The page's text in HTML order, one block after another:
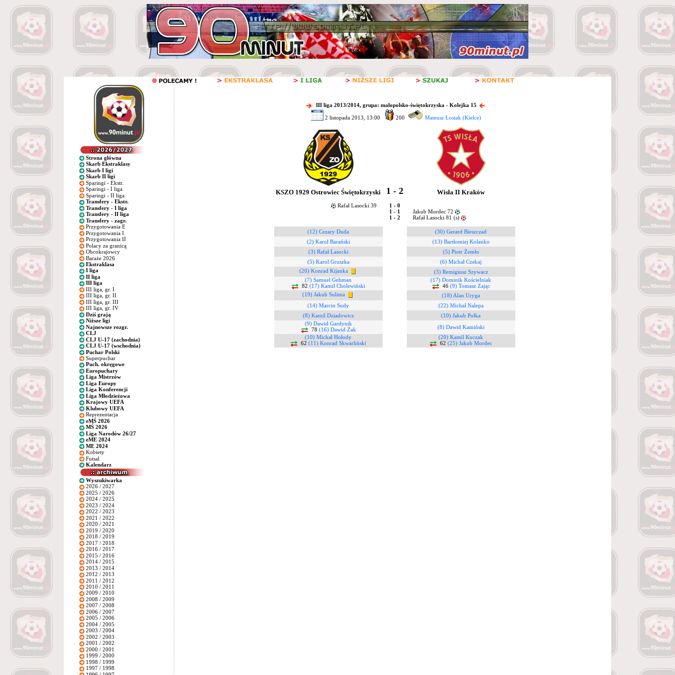
Strona główna
Skarb Ekstraklasy
Skarb I ligi
Skarb II ligi
Sparingi - Ekstr.
Sparingi - I liga
Sparingi - II liga
Transfery - Ekstr.
Transfery - I liga
Transfery - II liga
Transfery - zagr.
Przygotowania E
Przygotowania I
Przygotowania II
Polacy za granicą
Obcokrajowcy
Baraże 2026
Ekstraklasa
I liga
II liga
III liga
III liga, gr. I
III liga, gr. II
III liga, gr. III
III liga, gr. IV
Dziś grają
Niższe ligi
Najnowsze rozgr.
CLJ
CLJ U-17 (zachodnia)
CLJ U-17 (wschodnia)
Puchar Polski
Superpuchar
Puch. okręgowe
Europuchary
Liga Mistrzów
Liga Europy
Liga Konferencji
Liga Młodzieżowa
Krajowy UEFA
Klubowy UEFA
Reprezentacja
eMŚ 2026
MŚ 2026
Liga Narodów 26/27
eME 2024
ME 2024
Kobiety
Futsal
Kalendarz
Wyszukiwarka
2026 / 2027
2025 / 2026
2024 / 2025
2023 / 2024
2022 / 2023
2021 / 2022
2020 / 2021
2019 / 2020
2018 / 2019
2017 / 2018
2016 / 2017
2015 / 2016
2014 / 2015
2013 / 2014
2012 / 2013
2011 / 2012
2010 / 2011
2009 / 2010
2008 / 2009
2007 / 2008
2006 / 2007
2005 / 2006
2004 / 2005
2003 / 2004
2002 / 2003
2001 / 2002
2000 / 2001
1999 / 2000
1998 / 1999
1997 / 1998
III liga 2013/2014, grupa: małopolsko-świętokrzyska - Kolejka 15
2 listopada 2013, 13:00 200 Mateusz Łosiak (Kielce)
KSZO 1929 Ostrowiec Świętokrzyski 1 - 2 Wisła II Kraków
Rafał Lasocki 39
1 - 0
1 - 1
Jakub Mordec 72
1 - 2
Rafał Lasocki 81 (s)
(12) Cezary Duda
(30) Gerard Bieszczad
(2) Karol Barański
(13) Bartłomiej Kolanko
(3) Rafał Lasocki
(5) Piotr Żemło
(5) Karol Gruszka
(6) Michał Czekaj
(20) Konrad Kijanka
(3) Remigiusz Szywacz
(7) Samuel Gehman
82 (17) Kamil Cholewiński
(17) Dominik Kościelniak
46 (9) Tomasz Zając
(19) Jakub Sulima
(18) Alan Uryga
(14) Marcin Sudy
(22) Michał Nalepa
(8) Kamil Dziadowicz
(10) Jakub Pułka
(9) Dawid Gardynik
78 (16) Dawid Żak
(8) Dawid Kamiński
(10) Michał Hołody
62 (11) Konrad Skwarliński
(20) Kamil Kuczak
62 (25) Jakub Mordec